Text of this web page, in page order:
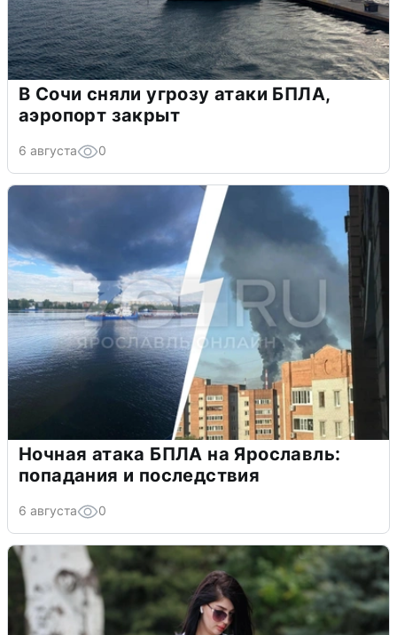
В Сочи сняли угрозу атаки БПЛА,
аэропорт закрыт
6 августа 0
Ночная атака БПЛА на Ярославль:
попадания и последствия
6 августа 0